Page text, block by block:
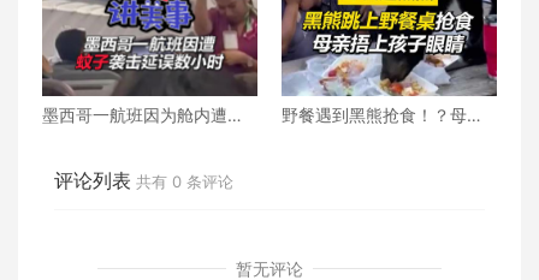
墨西哥一航班因为舱内遭到
野餐遇到黑熊抢食！？母亲
评论列表 共有 0 条评论
暂无评论